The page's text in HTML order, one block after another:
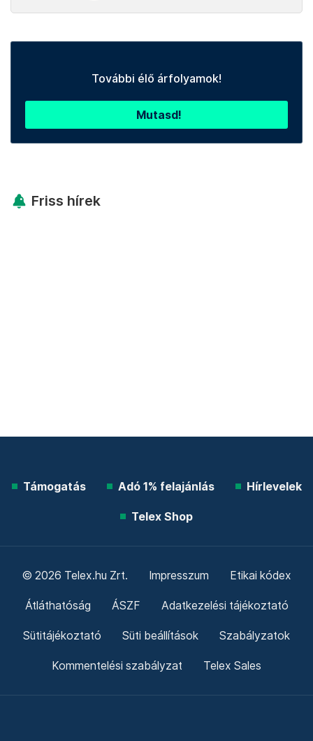
További élő árfolyamok!
Mutasd!
Friss hírek
Támogatás Adó 1% felajánlás Hírlevelek
Telex Shop
© 2026 Telex.hu Zrt. Impresszum Etikai kódex
Átláthatóság ÁSZF Adatkezelési tájékoztató
Sütitájékoztató Süti beállítások Szabályzatok
Kommentelési szabályzat Telex Sales